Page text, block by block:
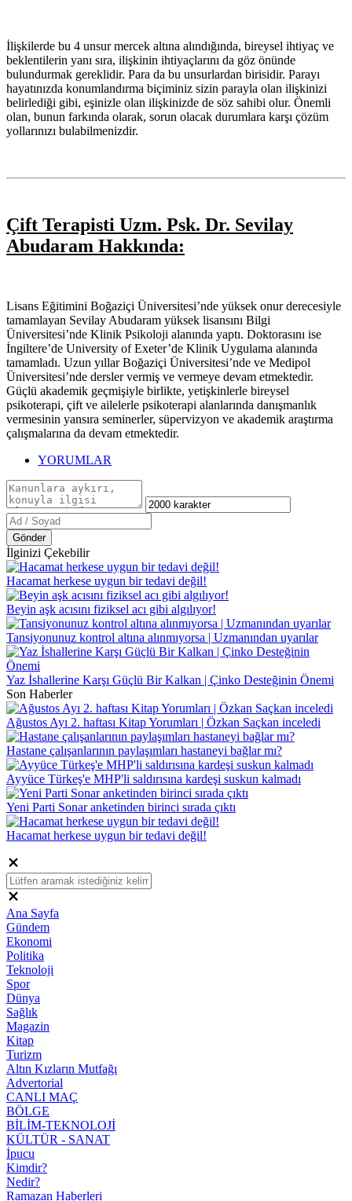
İlişkilerde bu 4 unsur mercek altına alındığında, bireysel ihtiyaç ve
beklentilerin yanı sıra, ilişkinin ihtiyaçlarını da göz önünde
bulundurmak gereklidir. Para da bu unsurlardan birisidir. Parayı
hayatınızda konumlandırma biçiminiz sizin parayla olan ilişkinizi
belirlediği gibi, eşinizle olan ilişkinizde de söz sahibi olur. Önemli
olan, bunun farkında olarak, sorun olacak durumlara karşı çözüm
yollarınızı bulabilmenizdir.
Çift Terapisti Uzm. Psk. Dr. Sevilay
Abudaram Hakkında:
Lisans Eğitimini Boğaziçi Üniversitesi’nde yüksek onur derecesiyle
tamamlayan Sevilay Abudaram yüksek lisansını Bilgi
Üniversitesi’nde Klinik Psikoloji alanında yaptı. Doktorasını ise
İngiltere’de University of Exeter’de Klinik Uygulama alanında
tamamladı. Uzun yıllar Boğaziçi Üniversitesi’nde ve Medipol
Üniversitesi’nde dersler vermiş ve vermeye devam etmektedir.
Güçlü akademik geçmişiyle birlikte, yetişkinlerle bireysel
psikoterapi, çift ve ailelerle psikoterapi alanlarında danışmanlık
vermesinin yansıra seminerler, süpervizyon ve akademik araştırma
çalışmalarına da devam etmektedir.
YORUMLAR
Gönder
İlginizi Çekebilir
Hacamat herkese uygun bir tedavi değil!
Beyin aşk acısını fiziksel acı gibi algılıyor!
Tansiyonunuz kontrol altına alınmıyorsa | Uzmanından uyarılar
Yaz İshallerine Karşı Güçlü Bir Kalkan | Çinko Desteğinin Önemi
Son Haberler
Ağustos Ayı 2. haftası Kitap Yorumları | Özkan Saçkan inceledi
Hastane çalışanlarının paylaşımları hastaneyi bağlar mı?
Ayyüce Türkeş'e MHP'li saldırısına kardeşi suskun kalmadı
Yeni Parti Sonar anketinden birinci sırada çıktı
Hacamat herkese uygun bir tedavi değil!
Ana Sayfa
Gündem
Ekonomi
Politika
Teknoloji
Spor
Dünya
Sağlık
Magazin
Kitap
Turizm
Altın Kızların Mutfağı
Advertorial
CANLI MAÇ
BÖLGE
BİLİM-TEKNOLOJİ
KÜLTÜR - SANAT
İpucu
Kimdir?
Nedir?
Ramazan Haberleri